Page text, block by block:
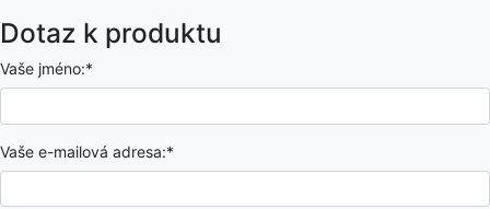
Dotaz k produktu
Vaše jméno:*
Vaše e-mailová adresa:*